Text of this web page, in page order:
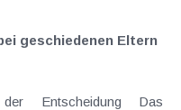
geschiedenen Eltern
Entscheidung Das